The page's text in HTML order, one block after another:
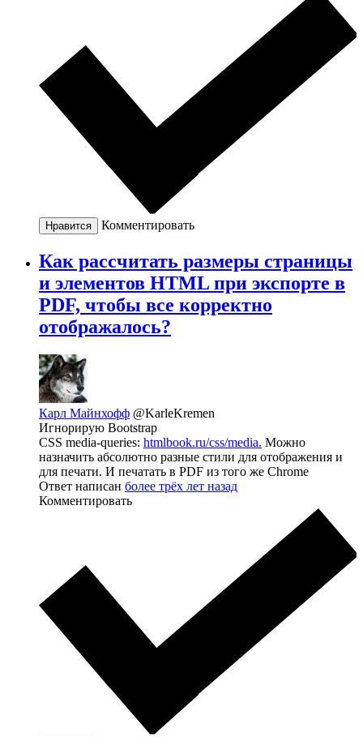
Нравится Комментировать
Как рассчитать размеры страницы
и элементов HTML при экспорте в
PDF, чтобы все корректно
отображалось?
Карл Майнхофф @KarleKremen
Игнорирую Bootstrap
CSS media-queries: htmlbook.ru/css/media. Можно
назначить абсолютно разные стили для отображения и
для печати. И печатать в PDF из того же Chrome
Ответ написан более трёх лет назад
Комментировать